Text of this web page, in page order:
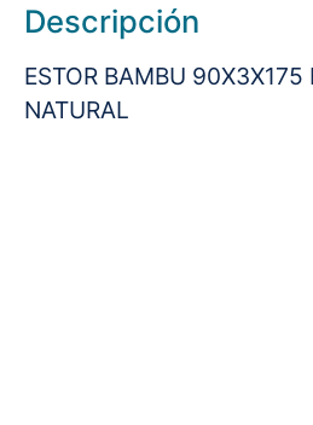
Descripción
ESTOR BAMBU 90X3X175
NATURAL